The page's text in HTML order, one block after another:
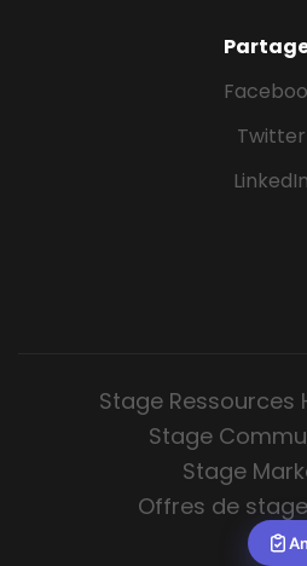
Twitter
LinkedIn
Stage Ressources
Stage
Stage
Offres de